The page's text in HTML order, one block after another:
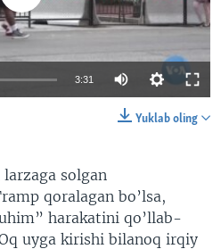
3:31
Yuklab oling
solgan
qoralagan bo’lsa,
harakatini qo’llab-
uyga kirishi bilanoq irqiy